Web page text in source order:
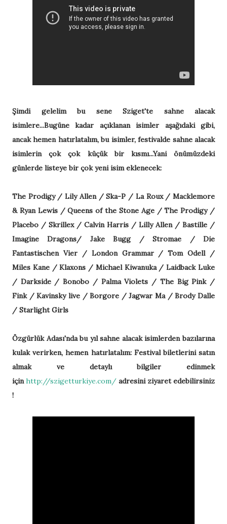
Şimdi gelelim bu sene Sziget'te sahne alacak
isimlere...Bugüne kadar açıklanan isimler aşağıdaki gibi,
ancak hemen hatırlatalım, bu isimler, festivalde sahne alacak
isimlerin çok çok küçük bir kısmı...Yani önümüzdeki
günlerde listeye bir çok yeni isim eklenecek:
The Prodigy / Lily Allen / Ska-P / La Roux / Macklemore
& Ryan Lewis / Queens of the Stone Age / The Prodigy /
Placebo / Skrillex / Calvin Harris / Lilly Allen / Bastille /
Imagine Dragons/ Jake Bugg / Stromae / Die
Fantastischen Vier / London Grammar / Tom Odell /
Miles Kane / Klaxons / Michael Kiwanuka / Laidback Luke
/ Darkside / Bonobo / Palma Violets / The Big Pink /
Fink / Kavinsky live / Borgore / Jagwar Ma / Brody Dalle
/ Starlight Girls
Özgürlük Adası'nda bu yıl sahne alacak isimlerden bazılarına
kulak verirken, hemen hatırlatalım: Festival biletlerini satın
almak ve detaylı bilgiler edinmek
içinhttp://szigetturkiye.com/ adresini ziyaret edebilirsiniz
!